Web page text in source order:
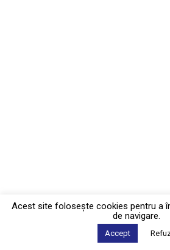
Acest site foloseşte cookies pentru a
de navigare.
Accept